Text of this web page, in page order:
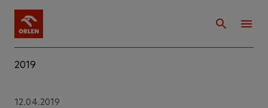
2019
12.04.2019